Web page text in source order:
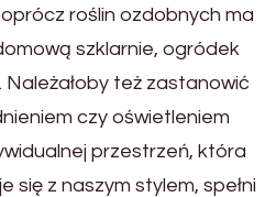
roślin ozdobnych ma
szklarnie, ogródek
też zastanowić
czy oświetleniem
przestrzeń, która
się z naszym stylem, spełni